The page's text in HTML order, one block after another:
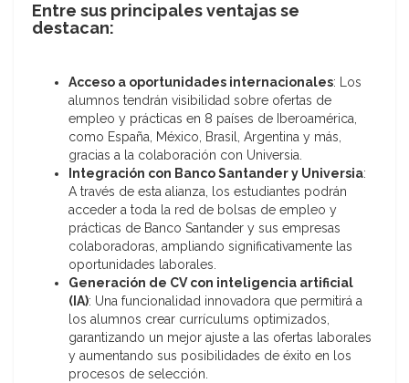
Entre sus principales ventajas se
destacan:
Acceso a oportunidades internacionales: Los
alumnos tendrán visibilidad sobre ofertas de
empleo y prácticas en 8 países de Iberoamérica,
como España, México, Brasil, Argentina y más,
gracias a la colaboración con Universia.
Integración con Banco Santander y Universia:
A través de esta alianza, los estudiantes podrán
acceder a toda la red de bolsas de empleo y
prácticas de Banco Santander y sus empresas
colaboradoras, ampliando significativamente las
oportunidades laborales.
Generación de CV con inteligencia artificial
(IA): Una funcionalidad innovadora que permitirá a
los alumnos crear currículums optimizados,
garantizando un mejor ajuste a las ofertas laborales
y aumentando sus posibilidades de éxito en los
procesos de selección.